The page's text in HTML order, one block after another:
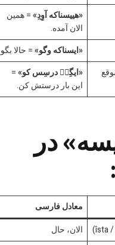
«هییسناکه آوِدِ»= همین
الان آمده.
«ایسناکه وگو»= حالا
«ایگِلٛ درسِس کو»=
این بار درستش کن.
در
معادل فارسی
الان، حال